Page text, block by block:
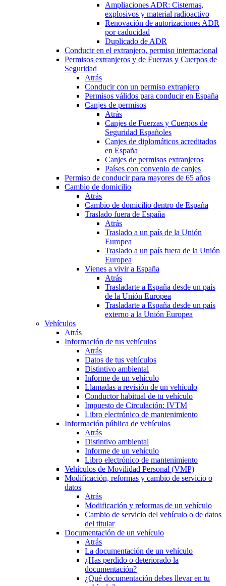
Ampliaciones ADR: Cisternas,
explosivos y material radioactivo
Renovación de autorizaciones ADR
por caducidad
Duplicado de ADR
Conducir en el extranjero, permiso internacional
Permisos extranjeros y de Fuerzas y Cuerpos de
Seguridad
Atrás
Conducir con un permiso extranjero
Permisos válidos para conducir en España
Canjes de permisos
Atrás
Canjes de Fuerzas y Cuerpos de
Seguridad Españoles
Canjes de diplomáticos acreditados
en España
Canjes de permisos extranjeros
Países con convenio de canjes
Permiso de conducir para mayores de 65 años
Cambio de domicilio
Atrás
Cambio de domicilio dentro de España
Traslado fuera de España
Atrás
Traslado a un país de la Unión
Europea
Traslado a un país fuera de la Unión
Europea
Vienes a vivir a España
Atrás
Trasladarte a España desde un país
de la Unión Europea
Trasladarte a España desde un país
externo a la Unión Europea
Vehículos
Atrás
Información de tus vehículos
Atrás
Datos de tus vehículos
Distintivo ambiental
Informe de un vehículo
Llamadas a revisión de un vehículo
Conductor habitual de tu vehículo
Impuesto de Circulación: IVTM
Libro electrónico de mantenimiento
Información pública de vehículos
Atrás
Distintivo ambiental
Informe de un vehículo
Libro electrónico de mantenimiento
Vehículos de Movilidad Personal (VMP)
Modificación, reformas y cambio de servicio o
datos
Atrás
Modificación y reformas de un vehículo
Cambio de servicio del vehículo o de datos
del titular
Documentación de un vehículo
Atrás
La documentación de un vehículo
¿Has perdido o deteriorado la
documentación?
¿Qué documentación debes llevar en tu